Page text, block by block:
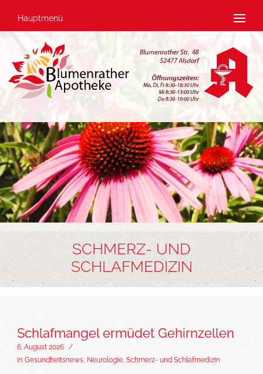
Hauptmenü
SCHMERZ- UND
SCHLAFMEDIZIN
Schlafmangel ermüdet Gehirnzellen
6. August 2026 /
in Gesundheitsnews, Neurologie, Schmerz- und Schlafmedizin